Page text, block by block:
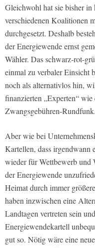
Gleichwohl hat sie bisher
verschiedenen Koalitionen
durchgesetzt. Deshalb
der Energiewende ernst
Wähler. Das schwarz-rot-
einmal zu verbaler Einsicht
noch als alternativlos hin,
finanzierten „Experten“
Zwangsgebühren-Rundfunk.
Aber wie bei
Kartellen, dass irgendwann
wieder für Wettbewerb und
der Energiewende
Heimat durch immer
haben inzwischen eine
Landtagen vertreten sein
Energiewendekartell
gut so. Nötig wäre eine